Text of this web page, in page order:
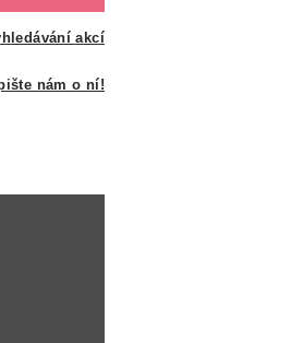
akcí
nám o ní!